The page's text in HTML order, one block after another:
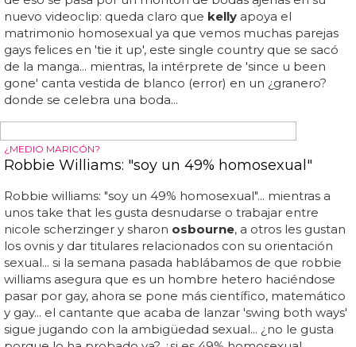
LA FIESTA DE DISFRACES DEL AÑO
Los famosos se disfrazan de Halloween: Parte 1
Otros personajes en aparecer con los actores de glee,
sofia vergara, las actrices amigas de joss whedon y uno de
los más divertidos:kelly osbournedisfrazada de jennifer
lopez... entre los famosos que os traemos en esta primera
como robbie williams al final del vídeo de 'rock dj'... los
famosos no tienen vergüenza ninguna en disfrazarse
traemos una buena muestra de ello... aquí tenéis la
galería completa: ...